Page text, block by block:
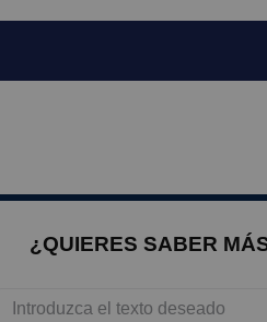
¿QUIERES SABER